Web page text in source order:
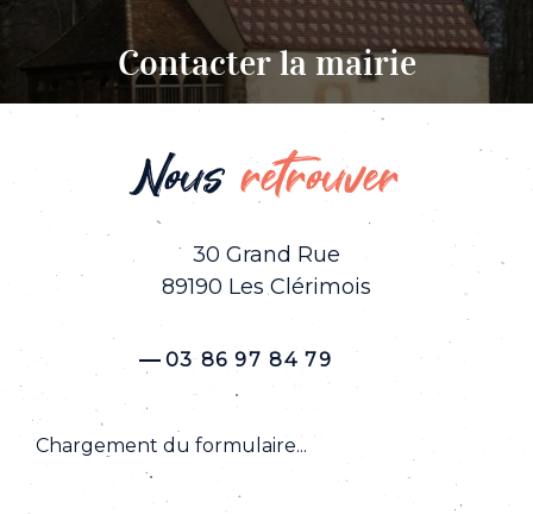
Contacter la mairie
Nousretrouver
30 Grand Rue
89190 Les Clérimois
03 86 97 84 79
Chargement du formulaire...